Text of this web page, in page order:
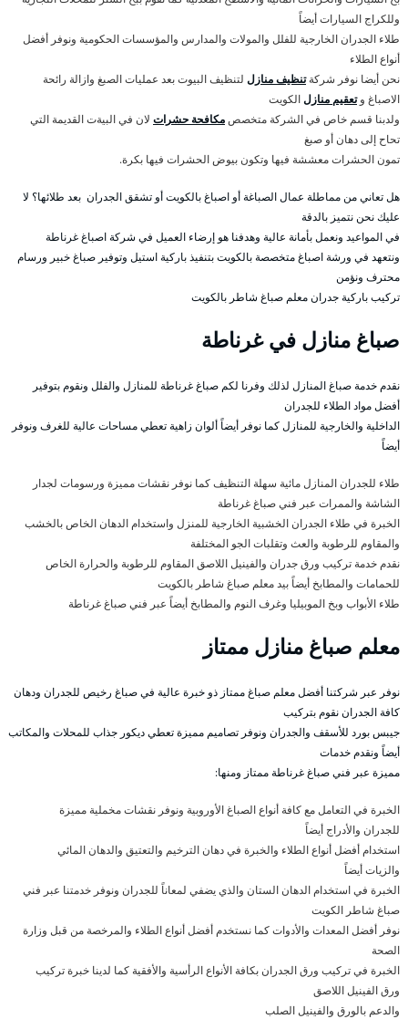
وللكراج السيارات أيضاً
طلاء الجدران الخارجية للفلل والمولات والمدارس والمؤسسات الحكومية ونوفر أفضل
أنواع الطلاء
نحن أيضا نوفر شركةتنظيف منازل لتنظيف البيوت بعد عمليات الصبغ وازالة رائحة
الاصباغ وتعقيم منازلالكويت
ولدبنا قسم خاص في الشركة متخصصمكافحة حشرات لان في البيةت القديمة التي
تحاح إلى دهان أو صبغ
تمون الحشرات معششة فيها وتكون بيوض الحشرات فيها بكرة.
هل تعاني من مماطلة عمال الصباغة أو اصباغ بالكويت أو تشقق الجدران بعد طلائها؟ لا
عليك نحن نتميز بالدقة
في المواعيد ونعمل بأمانة عالية وهدفنا هو إرضاء العميل في شركة اصباغ غرناطة
ونتعهد في ورشة اصباغ متخصصة بالكويت بتنفيذ باركية استيل وتوفير صباغ خبير ورسام
محترف ونؤمن
تركيب باركية جدران معلم صباغ شاطر بالكويت
صباغ منازل في غرناطة
نقدم خدمة صباغ المنازل لذلك وفرنا لكم صباغ غرناطة للمنازل والفلل ونقوم بتوفير
أفضل مواد الطلاء للجدران
الداخلية والخارجية للمنازل كما نوفر أيضاً ألوان زاهية تعطي مساحات عالية للغرف ونوفر
أيضاً
طلاء للجدران المنازل مائية سهلة التنظيف كما نوفر نقشات مميزة ورسومات لجدار
الشاشة والممرات عبر فني صباغ غرناطة
الخبرة في طلاء الجدران الخشبية الخارجية للمنزل واستخدام الدهان الخاص بالخشب
والمقاوم للرطوبة والعث وتقلبات الجو المختلفة
نقدم خدمة تركيب ورق جدران والفينيل اللاصق المقاوم للرطوبة والحرارة الخاص
للحمامات والمطابخ أيضاً بيد معلم صباغ شاطر بالكويت
طلاء الأبواب وبخ الموبيليا وغرف النوم والمطابخ أيضاً عبر فني صباغ غرناطة
معلم صباغ منازل ممتاز
نوفر عبر شركتنا أفضل معلم صباغ ممتاز ذو خبرة عالية في صباغ رخيص للجدران ودهان
كافة الجدران نقوم بتركيب
جيبس بورد للأسقف والجدران ونوفر تصاميم مميزة تعطي ديكور جذاب للمحلات والمكاتب
أيضاً ونقدم خدمات
مميزة عبر فني صباغ غرناطة ممتاز ومنها:
الخبرة في التعامل مع كافة أنواع الصباغ الأوروبية ونوفر نقشات مخملية مميزة
للجدران والأدراج أيضاً
استخدام أفضل أنواع الطلاء والخبرة في دهان الترخيم والتعتيق والدهان المائي
والزيات أيضاً
الخبرة في استخدام الدهان الستان والذي يضفي لمعاناً للجدران ونوفر خدمتنا عبر فني
صباغ شاطر الكويت
نوفر أفضل المعدات والأدوات كما نستخدم أفضل أنواع الطلاء والمرخصة من قبل وزارة
الصحة
الخبرة في تركيب ورق الجدران بكافة الأنواع الرأسية والأفقية كما لدينا خبرة تركيب
ورق الفينيل اللاصق
والدعم بالورق والفينيل الصلب